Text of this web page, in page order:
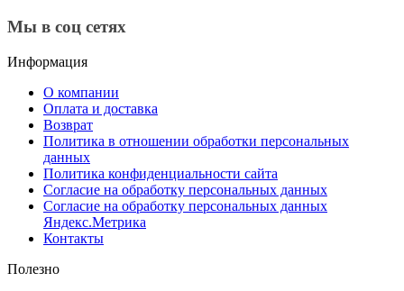
Мы в соц сетях
Информация
О компании
Оплата и доставка
Возврат
Политика в отношении обработки персональных
данных
Политика конфиденциальности сайта
Согласие на обработку персональных данных
Согласие на обработку персональных данных
Яндекс.Метрика
Контакты
Полезно